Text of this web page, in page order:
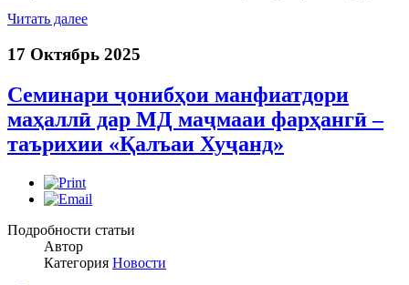
Читать далее
17 Октябрь 2025
Семинари ҷонибҳои манфиатдори
маҳаллӣ дар МД маҷмааи фарҳангӣ –
таърихии «Қалъаи Хуҷанд»
Подробности статьи
Автор
Категория Новости